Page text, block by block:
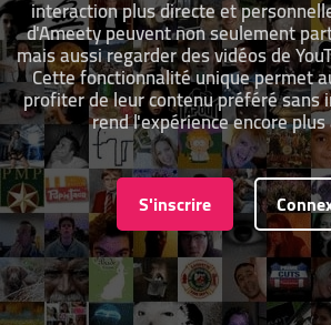
interaction plus directe et
d'Ameety peuvent non seulement
mais aussi regarder des vidéos de
Cette fonctionnalité unique permet
profiter de leur contenu préféré sans
rend l'expérience encore
S'inscrire